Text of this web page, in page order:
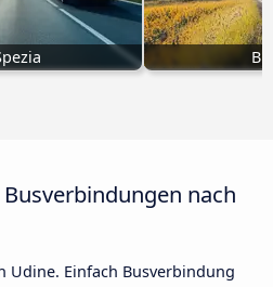
nach
Udine. Einfach Busverbindung